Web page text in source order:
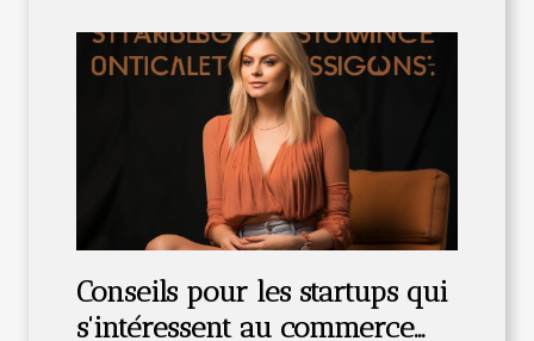
Conseils pour les startups qui
s'intéressent au commerce